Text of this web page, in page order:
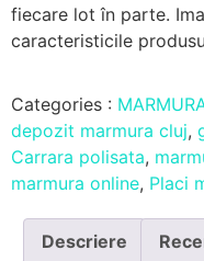
fiecare lot în parte.
caracteristicile
Categories :
depozit marmura cluj,
Carrara polisata,
marmura online, Placi
Descriere